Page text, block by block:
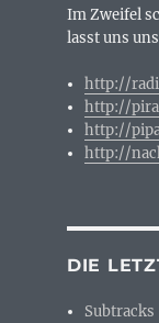
Im Zweifel
lasst uns
http://
http://
http://
http://
DIE
Subtracks